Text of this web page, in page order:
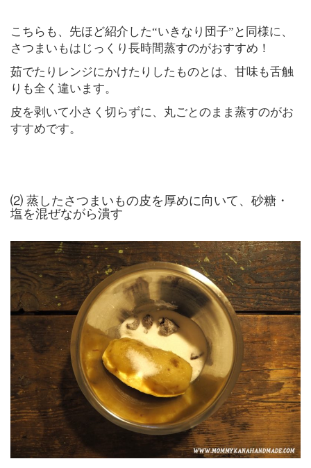
こちらも、先ほど紹介した“いきなり団子”と同様に、
さつまいもはじっくり長時間蒸すのがおすすめ！
茹でたりレンジにかけたりしたものとは、甘味も舌触
りも全く違います。
皮を剥いて小さく切らずに、丸ごとのまま蒸すのがお
すすめです。
⑵ 蒸したさつまいもの皮を厚めに向いて、砂糖・
塩を混ぜながら潰す